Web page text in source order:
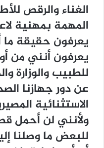
الغناء والرقص
المهمة بمهنية
يعرفون حقيقة ما
يعرفون أنني من
للطبيب والوزارة
عن دور جهازنا
الاستثنائية
ولأنني لن أحمل
للبعض ما وصلنا